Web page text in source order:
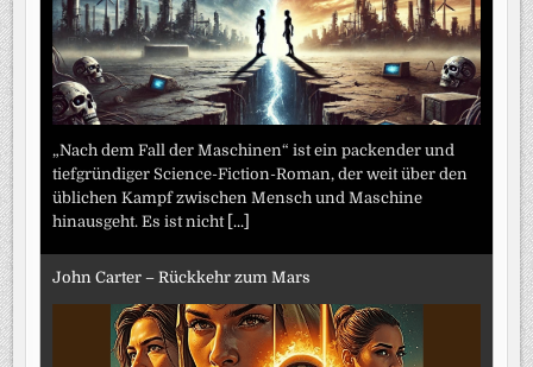
„Nach dem Fall der Maschinen“ ist ein packender und
tiefgründiger Science-Fiction-Roman, der weit über den
üblichen Kampf zwischen Mensch und Maschine
hinausgeht. Es ist nicht [...]
John Carter – Rückkehr zum Mars